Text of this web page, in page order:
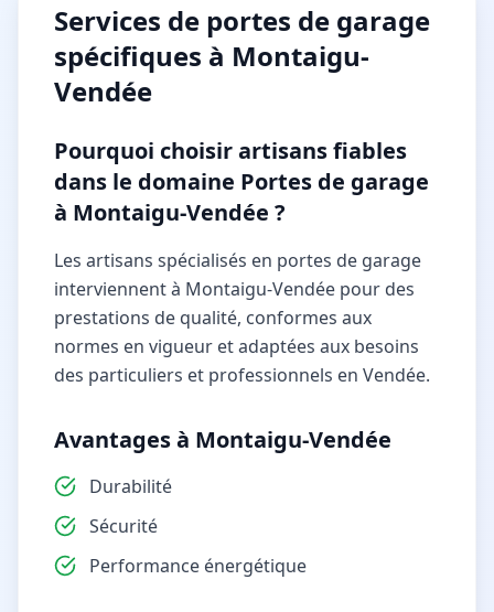
Services de portes de garage
spécifiques à Montaigu-
Vendée
Pourquoi choisir artisans fiables
dans le domaine Portes de garage
à Montaigu-Vendée ?
Les artisans spécialisés en portes de garage
interviennent à Montaigu-Vendée pour des
prestations de qualité, conformes aux
normes en vigueur et adaptées aux besoins
des particuliers et professionnels en Vendée.
Avantages à Montaigu-Vendée
Durabilité
Sécurité
Performance énergétique